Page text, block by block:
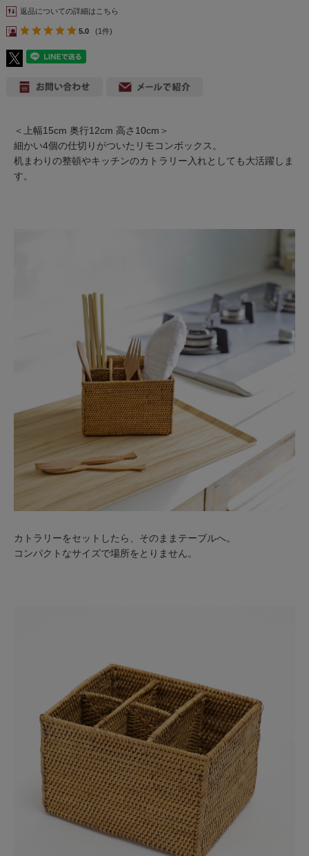
返品についての詳細はこちら
5.0 (1件)
＜上幅15cm 奥行12cm 高さ10cm＞
細かい4個の仕切りがついたリモコンボックス。
机まわりの整頓やキッチンのカトラリー入れとしても大活躍しま
す。
カトラリーをセットしたら、そのままテーブルへ。
コンパクトなサイズで場所をとりません。